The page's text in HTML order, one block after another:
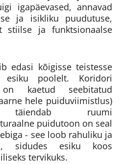
igapäevased, annavad
ja isikliku puudutuse,
stiilse ja funktsionaalse
edasi kõigisse teistesse
esiku poolelt. Koridori
kaetud seebitatud
hele puiduviimistlus)
täiendab ruumi
puidutoon on seal
- see loob rahuliku ja
sidudes esiku koos
tervikuks.